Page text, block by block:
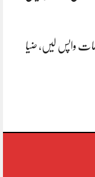
واپس لیں، ضیا